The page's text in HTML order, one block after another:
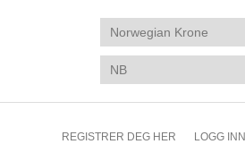
REGISTRER DEG HER LOGG INN